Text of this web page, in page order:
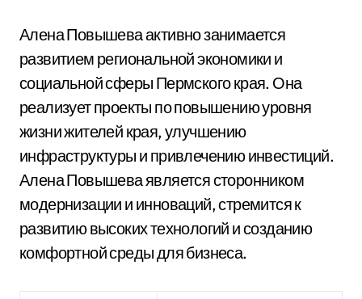
Алена Повышева активно занимается
развитием региональной экономики и
социальной сферы Пермского края. Она
реализует проекты по повышению уровня
жизни жителей края, улучшению
инфраструктуры и привлечению инвестиций.
Алена Повышева является сторонником
модернизации и инноваций, стремится к
развитию высоких технологий и созданию
комфортной среды для бизнеса.